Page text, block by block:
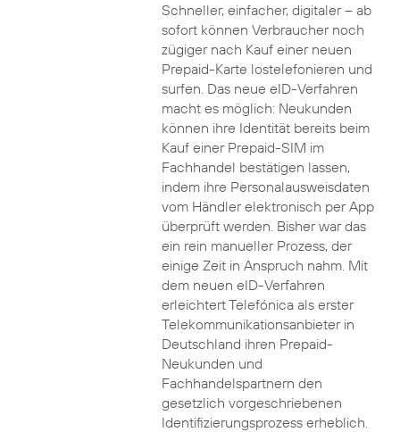
Schneller, einfacher, digitaler – ab
sofort können Verbraucher noch
zügiger nach Kauf einer neuen
Prepaid-Karte lostelefonieren und
surfen. Das neue eID-Verfahren
macht es möglich: Neukunden
können ihre Identität bereits beim
Kauf einer Prepaid-SIM im
Fachhandel bestätigen lassen,
indem ihre Personalausweisdaten
vom Händler elektronisch per App
überprüft werden. Bisher war das
ein rein manueller Prozess, der
einige Zeit in Anspruch nahm. Mit
dem neuen eID-Verfahren
erleichtert Telefónica als erster
Telekommunikationsanbieter in
Deutschland ihren Prepaid-
Neukunden und
Fachhandelspartnern den
gesetzlich vorgeschriebenen
Identifizierungsprozess erheblich.